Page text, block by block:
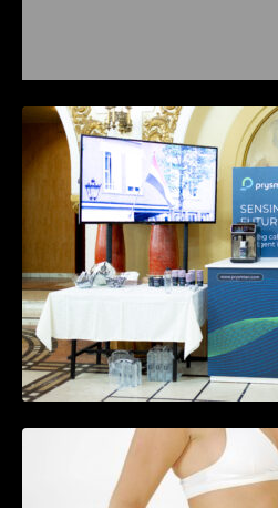
Prysmian aduce
sensing si Digital
in timp real a
Tratamentul
în greutate de
perioada
riscul de migrene